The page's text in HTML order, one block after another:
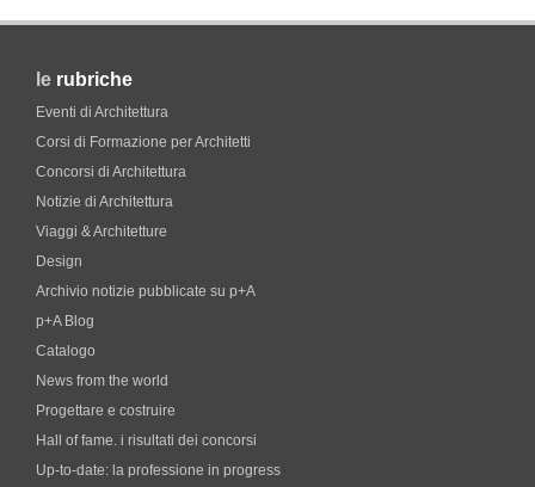
le rubriche
Eventi di Architettura
Corsi di Formazione per Architetti
Concorsi di Architettura
Notizie di Architettura
Viaggi & Architetture
Design
Archivio notizie pubblicate su p+A
p+A Blog
Catalogo
News from the world
Progettare e costruire
Hall of fame. i risultati dei concorsi
Up-to-date: la professione in progress